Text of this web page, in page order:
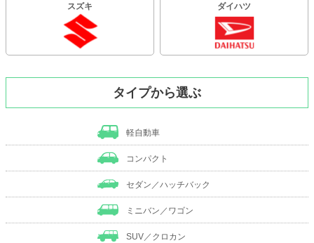
スズキ ダイハツ
タイプから選ぶ
軽自動車
コンパクト
セダン／ハッチバック
ミニバン／ワゴン
SUV／クロカン